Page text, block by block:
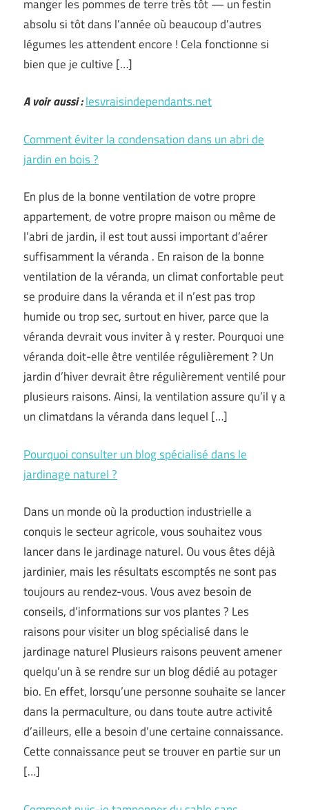
manger les pommes de terre très tôt — un festin
absolu si tôt dans l’année où beaucoup d’autres
légumes les attendent encore ! Cela fonctionne si
bien que je cultive […]
A voir aussi :lesvraisindependants.net
Comment éviter la condensation dans un abri de
jardin en bois ?
En plus de la bonne ventilation de votre propre
appartement, de votre propre maison ou même de
l’abri de jardin, il est tout aussi important d’aérer
suffisamment la véranda . En raison de la bonne
ventilation de la véranda, un climat confortable peut
se produire dans la véranda et il n’est pas trop
humide ou trop sec, surtout en hiver, parce que la
véranda devrait vous inviter à y rester. Pourquoi une
véranda doit-elle être ventilée régulièrement ? Un
jardin d’hiver devrait être régulièrement ventilé pour
plusieurs raisons. Ainsi, la ventilation assure qu’il y a
un climatdans la véranda dans lequel […]
Pourquoi consulter un blog spécialisé dans le
jardinage naturel ?
Dans un monde où la production industrielle a
conquis le secteur agricole, vous souhaitez vous
lancer dans le jardinage naturel. Ou vous êtes déjà
jardinier, mais les résultats escomptés ne sont pas
toujours au rendez-vous. Vous avez besoin de
conseils, d’informations sur vos plantes ? Les
raisons pour visiter un blog spécialisé dans le
jardinage naturel Plusieurs raisons peuvent amener
quelqu’un à se rendre sur un blog dédié au potager
bio. En effet, lorsqu’une personne souhaite se lancer
dans la permaculture, ou dans toute autre activité
d’ailleurs, elle a besoin d’une certaine connaissance.
Cette connaissance peut se trouver en partie sur un
[…]